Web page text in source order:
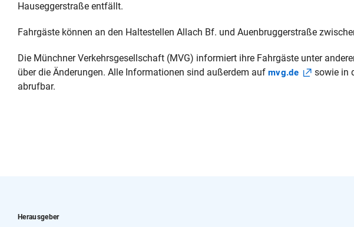
Hauseggerstraße entfällt.
Fahrgäste können an den Haltestellen Allach Bf. und Auenbruggerstraße
Die Münchner Verkehrsgesellschaft (MVG) informiert ihre Fahrgäste unter
über die Änderungen. Alle Informationen sind außerdem auf mvg.de
sowie in
abrufbar.
Herausgeber